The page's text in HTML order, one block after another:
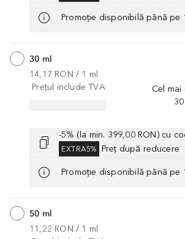
Promoție disponibilă până pe
Cel mai
30 ml
14,17 RON / 1 ml
Prețul include TVA
-5% (la min. 399,00 RON) cu
EXTRA5% Preț după reducere
Promoție disponibilă până pe
50 ml
11,22 RON / 1 ml